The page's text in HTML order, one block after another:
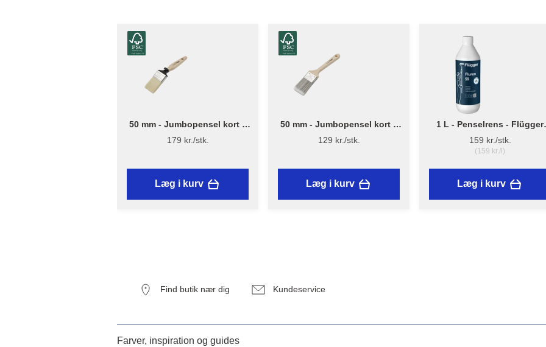
50 mm - Jumbopensel kort –
Flügger Excellence Series
179 kr./stk.
Læg i kurv
50 mm - Jumbopensel kort –
Flügger Pro Series
129 kr./stk.
Læg i kurv
1 L - Penselrens - Flügger
Fluren 59
159 kr./stk.
(159 kr./l)
Læg i kurv
Find butik nær dig Kundeservice
Farver, inspiration og guides